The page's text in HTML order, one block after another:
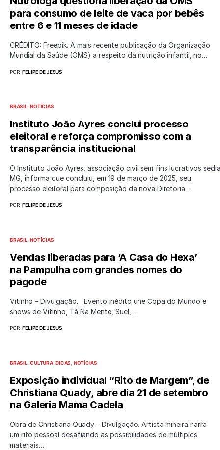
para consumo de leite de vaca por bebês
entre 6 e 11 meses de idade
CRÉDITO: Freepik. A mais recente publicação da Organização
Mundial da Saúde (OMS) a respeito da nutrição infantil, no…
POR FELIPE DE JESUS
BRASIL NOTÍCIAS
Instituto João Ayres conclui processo
eleitoral e reforça compromisso com a
transparência institucional
O Instituto João Ayres, associação civil sem fins lucrativos
MG, informa que concluiu, em 19 de março de 2025, seu
processo eleitoral para composição da nova Diretoria…
POR FELIPE DE JESUS
BRASIL NOTÍCIAS
Vendas liberadas para ‘A Casa do Hexa’
na Pampulha com grandes nomes do
pagode
Vitinho – Divulgação. Evento inédito une Copa do Mundo e
shows de Vitinho, Tá Na Mente, Suel,…
POR FELIPE DE JESUS
BRASIL CULTURA DICAS NOTÍCIAS
Exposição individual “Rito de Margem”, de
Christiana Quady, abre dia 21 de setembro
na Galeria Mama Cadela
Obra de Christiana Quady – Divulgação. Artista mineira narra
um rito pessoal desafiando as possibilidades de múltiplos
materiais…